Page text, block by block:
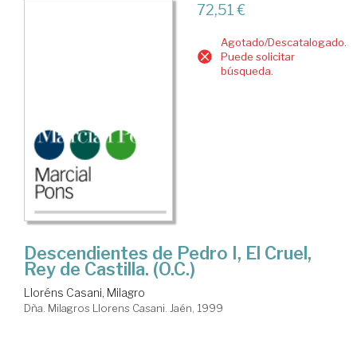
72,51 €
Agotado/Descatalogado.
Puede solicitar
búsqueda.
Descendientes de Pedro I, El Cruel,
Rey de Castilla. (O.C.)
Lloréns Casani, Milagro
Dña. Milagros Llorens Casani. Jaén, 1999